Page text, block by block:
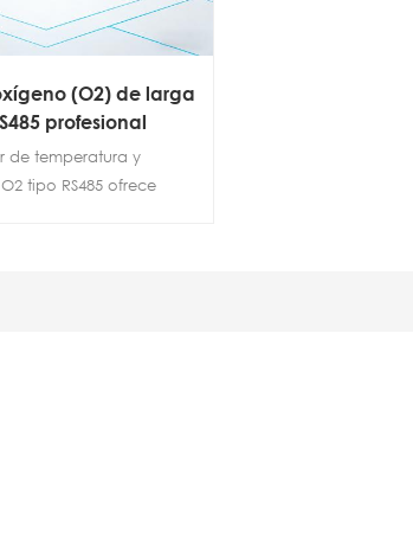
(O2) de larga
profesional
de temperatura y
tipo RS485 ofrece